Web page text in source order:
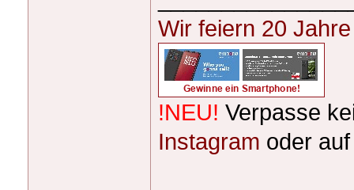
Wir feiern 20
!NEU! Verpasse
Instagram oder